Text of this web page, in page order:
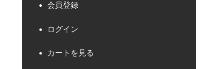
会員登録
ログイン
カートを見る